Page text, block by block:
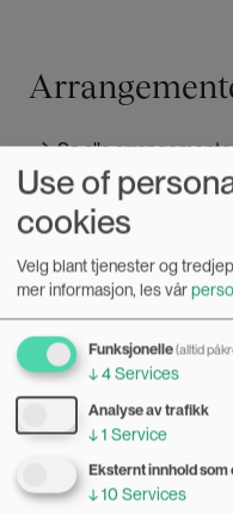
Se alle
Bilde
Use of
cookies
Velg blant tjenester og
mer informasjon, les vår
Funksjonelle(alltid
↓4Services
Analyse av trafikk
↓1 Service
Eksternt innhold
↓10 Services